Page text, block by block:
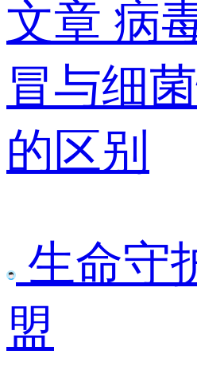
文章 病
冒与细
的区别
生命守
盟